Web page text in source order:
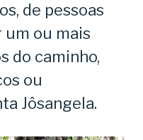
de pessoas
um ou mais
do caminho,
ou
Jôsangela.